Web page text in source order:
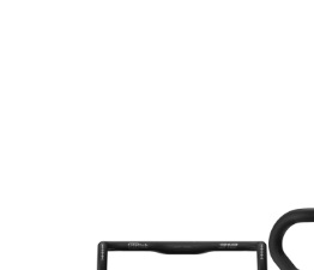
Rucksäcke